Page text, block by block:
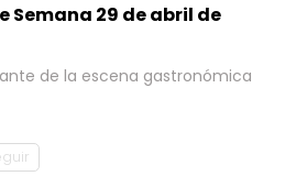
Semana 29 de abril de
de la escena gastronómica